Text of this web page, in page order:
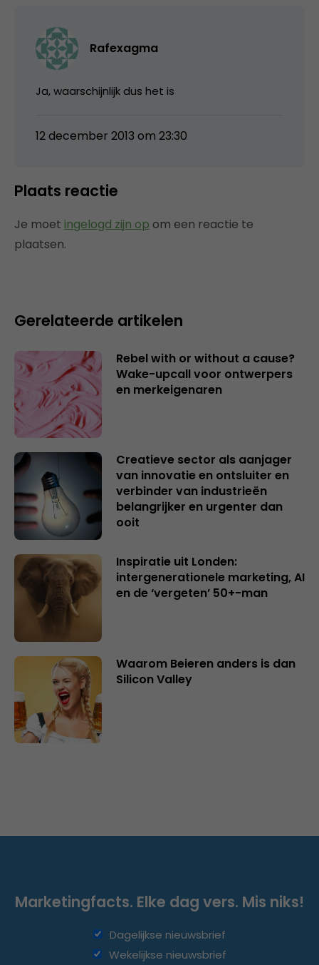
Rafexagma
Ja, waarschijnlijk dus het is
12 december 2013 om 23:30
Plaats reactie
Je moet ingelogd zijn op om een reactie te
plaatsen.
Gerelateerde artikelen
Rebel with or without a cause?
Wake-upcall voor ontwerpers
en merkeigenaren
Creatieve sector als aanjager
van innovatie en ontsluiter en
verbinder van industrieën
belangrijker en urgenter dan
ooit
Inspiratie uit Londen:
intergenerationele marketing, AI
en de ‘vergeten’ 50+-man
Waarom Beieren anders is dan
Silicon Valley
Marketingfacts. Elke dag vers. Mis niks!
Dagelijkse nieuwsbrief
Wekelijkse nieuwsbrief